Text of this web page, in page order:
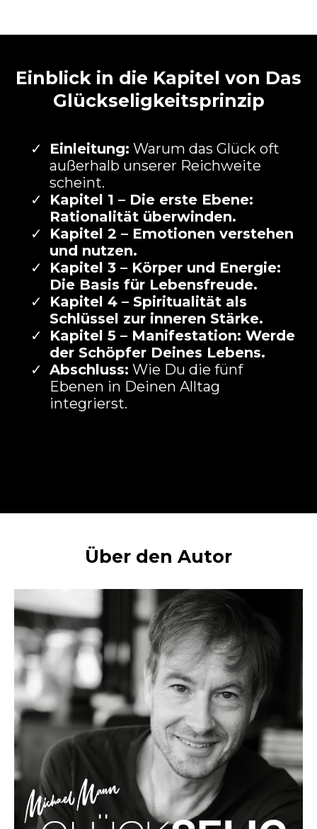
Einblick in die Kapitel von Das
Glückseligkeitsprinzip
Einleitung: Warum das Glück oft
außerhalb unserer Reichweite
scheint.
Kapitel 1 – Die erste Ebene:
Rationalität überwinden.
Kapitel 2 – Emotionen verstehen
und nutzen.
Kapitel 3 – Körper und Energie:
Die Basis für Lebensfreude.
Kapitel 4 – Spiritualität als
Schlüssel zur inneren Stärke.
Kapitel 5 – Manifestation: Werde
der Schöpfer Deines Lebens.
Abschluss: Wie Du die fünf
Ebenen in Deinen Alltag
integrierst.
Über den Autor